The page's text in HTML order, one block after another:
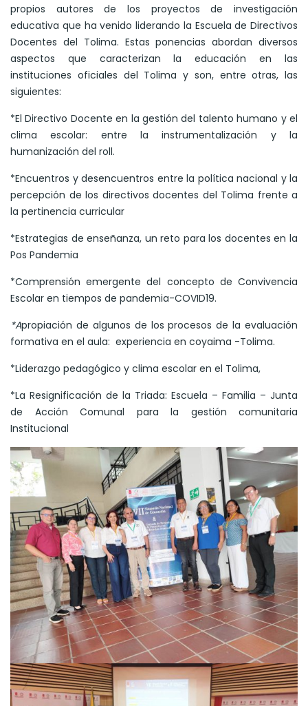
propios autores de los proyectos de investigación
educativa que ha venido liderando la Escuela de Directivos
Docentes del Tolima. Estas ponencias abordan diversos
aspectos que caracterizan la educación en las
instituciones oficiales del Tolima y son, entre otras, las
siguientes:
*El Directivo Docente en la gestión del talento humano y el
clima escolar: entre la instrumentalización y la
humanización del roll.
*Encuentros y desencuentros entre la política nacional y la
percepción de los directivos docentes del Tolima frente a
la pertinencia curricular
*Estrategias de enseñanza, un reto para los docentes en la
Pos Pandemia
*Comprensión emergente del concepto de Convivencia
Escolar en tiempos de pandemia-COVID19.
*Apropiación de algunos de los procesos de la evaluación
formativa en el aula: experiencia en coyaima -Tolima.
*Liderazgo pedagógico y clima escolar en el Tolima,
*La Resignificación de la Triada: Escuela – Familia – Junta
de Acción Comunal para la gestión comunitaria
Institucional